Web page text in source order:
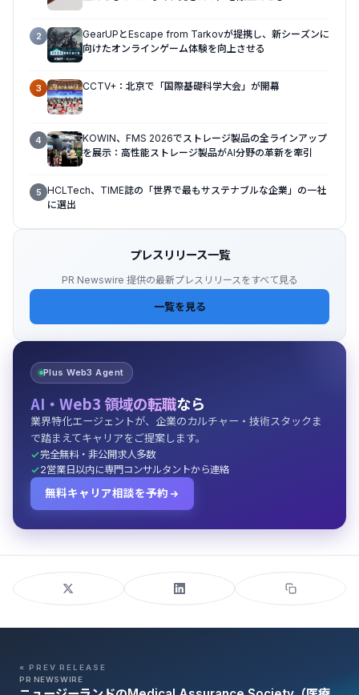
2
GearUPとEscape from Tarkovが提携し、新シーズンに
向けたオンラインゲーム体験を向上させる
3 CCTV+：北京で「国際基礎科学大会」が開幕
4
KOWIN、FMS 2026でストレージ製品の全ラインアップ
を展示：高性能ストレージ製品がAI分野の革新を牽引
5 HCLTech、TIME誌の「世界で最もサステナブルな企業」の一社
に選出
プレスリリース一覧
PR Newswire 提供の最新プレスリリースをすべて見る
一覧を見る
Plus Web3 Agent
AI・Web3 領域の転職なら
業界特化エージェントが、企業のカルチャー・技術スタックま
で踏まえてキャリアをご提案します。
完全無料・非公開求人多数
2営業日以内に専門コンサルタントから連絡
無料キャリア相談を予約
« PREV RELEASE
PR NEWSWIRE